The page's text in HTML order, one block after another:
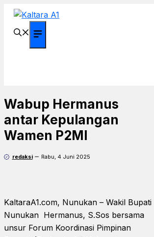
Langsung
Wabup Hermanus
antar Kepulangan
Wamen P2MI
redaksi Rabu, 4 Juni 2025
KaltaraA1.com, Nunukan – Wakil Bupati
Nunukan Hermanus, S.Sos bersama
unsur Forum Koordinasi Pimpinan